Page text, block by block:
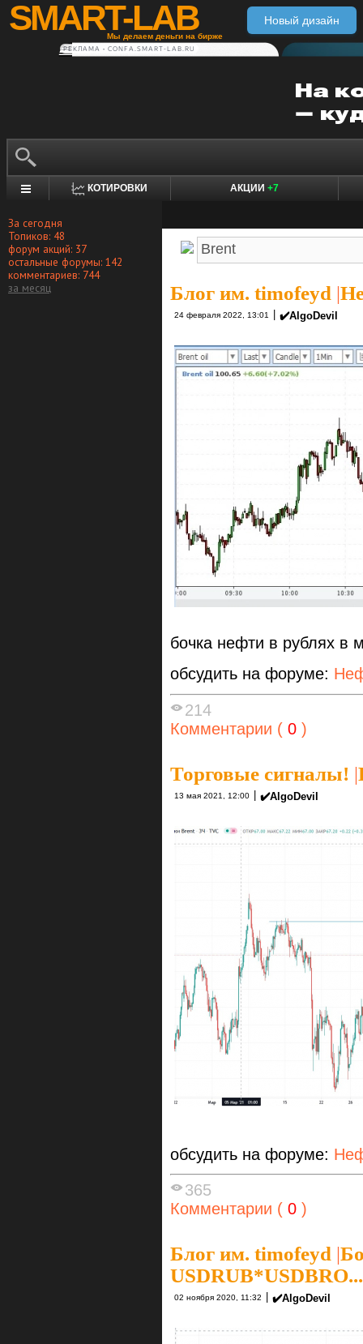
SMART-LAB
Мы делаем деньги на бирже
Новый дизайн
РЕКЛАМА • CONFA.SMART-LAB.RU
КОТИРОВКИ АКЦИИ +7
За сегодня
Топиков: 48
форум акций: 37
остальные форумы: 142
комментариев: 744
за месяц
Блог им. timofeyd |
24 февраля 2022, 13:01 ✔️AlgoDevil
бочка нефти в рублях в
обсудить на форуме:
214
Комментарии ( 0 )
Торговые сигналы! |
13 мая 2021, 12:00 | ✔️AlgoDevil
обсудить на форуме:
365
Комментарии ( 0 )
Блог им. timofeyd |
02 ноября 2020, 11:32 ✔️AlgoDevil